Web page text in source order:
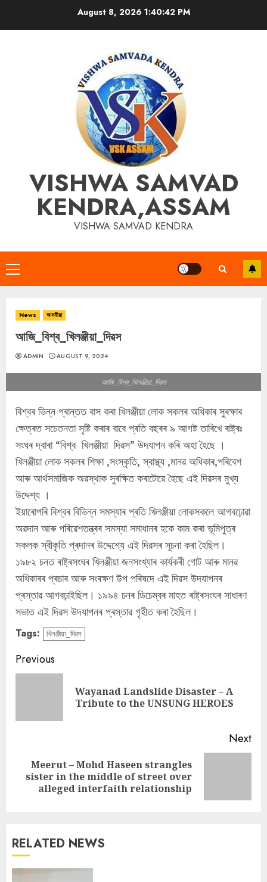
August 8, 2026 1:40:42 PM
VISHWA SAMVAD
KENDRA,ASSAM
VISHWA SAMVAD KENDRA
Primary
Menu
News অসমীয়া
আজি_বিশ্ব_খিলঞ্জীয়া_দিৱস
ADMIN AUGUST 9, 2024
আজি_বিশ্ব_খিলঞ্জীয়া_দিৱস
বিশ্বৰ ভিন্ন প্ৰান্তত বাস কৰা খিলঞ্জীয়া লোক সকলৰ অধিকাৰ সুৰক্ষাৰ
ক্ষেত্ৰত সচেতনতা সৃষ্টি কৰাৰ বাবে প্ৰতি বছৰৰ ৯ আগষ্ট তাৰিখে ৰাষ্ট্ৰঃ
সংঘৰ দ্বাৰা “বিশ্ব খিলঞ্জীয়া দিৱস” উদযাপন কৰি অহা হৈছে ।
খিলঞ্জীয়া লোক সকলৰ শিক্ষা ,সংস্কৃতি, স্বাস্থ্য ,মানৱ অধিকাৰ,পৰিবেশ
আৰু আৰ্থসমাজিক অৱস্থাক সুৰক্ষিত কৰাটোৱে হৈছে এই দিৱসৰ মুখ্য
উদ্দেশ্য ।
ইয়াৰোপৰি বিশ্বৰ বিভিন্ন সমস্যাৰ প্ৰতি খিলঞ্জীয়া লোকসকলে আগবঢ়োৱা
অৱদান আৰু পৰিৱেশতন্ত্ৰৰ সমস্যা সমাধানৰ হকে কাম কৰা ভূমিপুত্ৰ
সকলক স্বীকৃতি প্ৰদানৰ উদ্দেশ্যে এই দিৱসৰ সূচনা কৰা হৈছিল।
১৯৮২ চনত ৰাষ্ট্ৰসংঘৰ খিলঞ্জীয়া জনসংখ্যাৰ কাৰ্যকৰী গোট আৰু মানৱ
অধিকাৰৰ প্ৰচাৰ আৰু সংৰক্ষণ উপ পৰিষদে এই দিৱস উদযাপনৰ
প্ৰস্তাৱ আগবঢ়াইছিল। ১৯৯৪ চনৰ ডিচেম্বৰ মাহত ৰাষ্ট্ৰসংঘৰ সাধাৰণ
সভাত এই দিৱস উদযাপনৰ প্ৰস্তাৱ গৃহীত কৰা হৈছিল।
Tags: খিলঞ্জীয়া_দিৱস
Continue
Reading
Previous
Wayanad Landslide Disaster – A
Tribute to the UNSUNG HEROES
Next
Next
post:
Meerut – Mohd Haseen strangles
sister in the middle of street over
alleged interfaith relationship
RELATED NEWS